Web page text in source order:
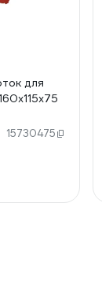
для
15730475